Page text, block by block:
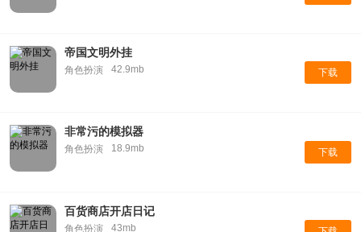
帝国文明外挂
角色扮演 42.9mb 下载
非常污的模拟器
角色扮演 18.9mb 下载
百货商店开店日记
角色扮演 43mb